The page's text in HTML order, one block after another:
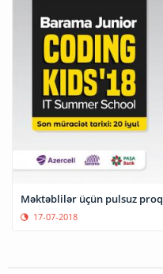
Məktəblilər üçün pulsuz
17-07-2018